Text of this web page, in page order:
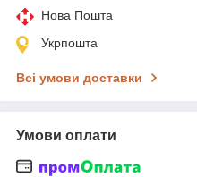
Нова Пошта
Укрпошта
Всі умови доставки
Умови оплати